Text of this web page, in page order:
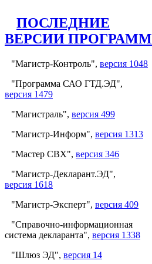
ПОСЛЕДНИЕ
ВЕРСИИ ПРОГРАММ
"Магистр-Контроль", версия 1048
"Программа САО ГТД.ЭД",
версия 1479
"Магистраль", версия 499
"Магистр-Информ", версия 1313
"Мастер СВХ", версия 346
"Магистр-Декларант.ЭД",
версия 1618
"Магистр-Эксперт", версия 409
"Справочно-информационная
система декларанта", версия 1338
"Шлюз ЭД", версия 14